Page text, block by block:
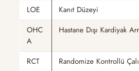
LOE
Kanıt Düzeyi
OHC
A
Hastane Dışı Kardiyak
RCT
Randomize Kontrollü